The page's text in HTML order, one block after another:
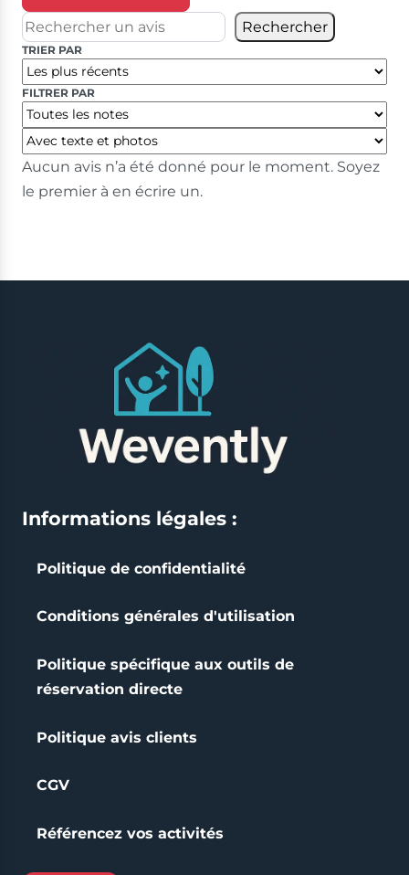
Rechercher
TRIER PAR
FILTRER PAR
Aucun avis n’a été donné pour le moment. Soyez
le premier à en écrire un.
Informations légales :
Politique de confidentialité
Conditions générales d'utilisation
Politique spécifique aux outils de
réservation directe
Politique avis clients
CGV
Référencez vos activités